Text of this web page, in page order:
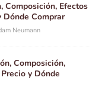
Composición, Efectos
Dónde Comprar
Neumann
Composición,
y Dónde